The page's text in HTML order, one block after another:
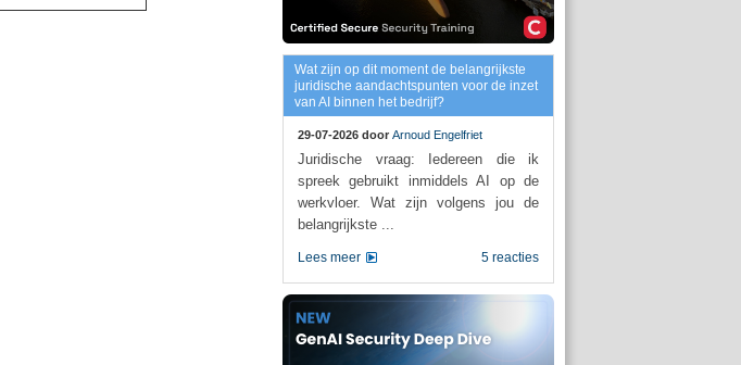
Wat zijn op dit moment de belangrijkste
juridische aandachtspunten voor de inzet
van AI binnen het bedrijf?
29-07-2026 door Arnoud Engelfriet
Juridische vraag: Iedereen die ik
spreek gebruikt inmiddels AI op de
werkvloer. Wat zijn volgens jou de
belangrijkste ...
5 reacties
Lees meer